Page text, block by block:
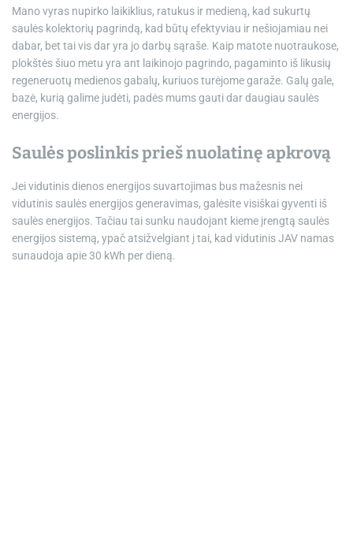
Mano vyras nupirko laikiklius, ratukus ir medieną, kad sukurtų
saulės kolektorių pagrindą, kad būtų efektyviau ir nešiojamiau nei
dabar, bet tai vis dar yra jo darbų sąraše. Kaip matote nuotraukose,
plokštės šiuo metu yra ant laikinojo pagrindo, pagaminto iš likusių
regeneruotų medienos gabalų, kuriuos turėjome garaže. Galų gale,
bazė, kurią galime judėti, padės mums gauti dar daugiau saulės
energijos.
Saulės poslinkis prieš nuolatinę apkrovą
Jei vidutinis dienos energijos suvartojimas bus mažesnis nei
vidutinis saulės energijos generavimas, galėsite visiškai gyventi iš
saulės energijos. Tačiau tai sunku naudojant kieme įrengtą saulės
energijos sistemą, ypač atsižvelgiant į tai, kad vidutinis JAV namas
sunaudoja apie 30 kWh per dieną.